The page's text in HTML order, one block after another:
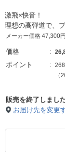
激飛×快音！
理想の高弾道で、
メーカー価格 47,300
価格
ポイント
（
販売を終了しまし
お届け先を変更